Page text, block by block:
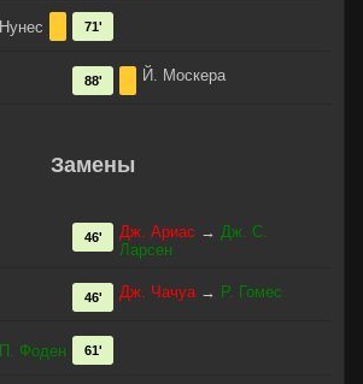
Нунес 71'
Й. Москера
88'
Замены
Дж. Ариас → Дж. С.
Ларсен
46'
Дж. Чачуа→ Р. Гомес
46'
П. Фоден 61'